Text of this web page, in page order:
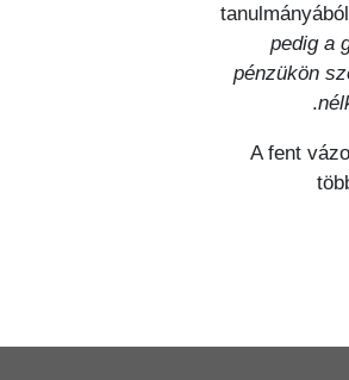
pedig a
pénzükön
A fent